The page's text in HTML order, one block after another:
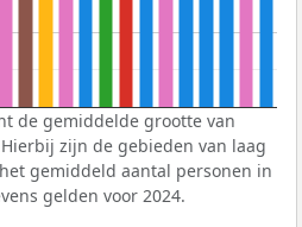
de gemiddelde grootte van
zijn de gebieden van laag
gemiddeld aantal personen in
gelden voor 2024.